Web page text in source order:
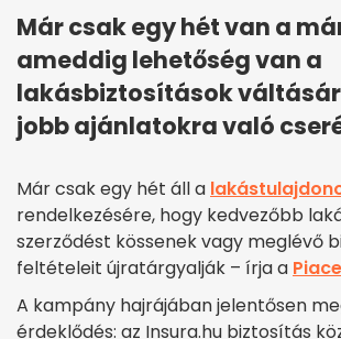
Már csak egy hét van a
ameddig lehetőség van a
lakásbiztosítások
jobb ajánlatokra való
Már csak egy hét áll a
rendelkezésére, hogy kedvezőbb
szerződést kössenek vagy meglévő
feltételeit újratárgyalják – írja a
A kampány hajrájában jelentősen
érdeklődés: az Insura.hu biztosítás